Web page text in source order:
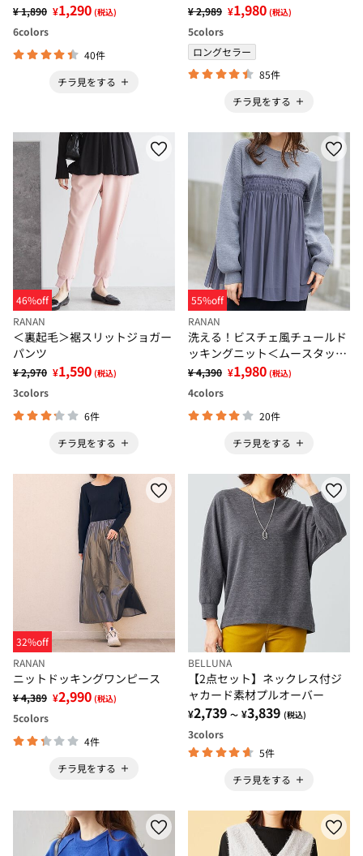
プルオーバー
¥ 1,890 ¥1,290 (税込)
6colors
40件
チラ見をする
¥ 2,989 ¥1,980 (税込)
5colors
ロングセラー
85件
チラ見をする
46%off
RANAN
＜裏起毛＞裾スリットジョガー
パンツ
¥ 2,970 ¥1,590 (税込)
3colors
6件
チラ見をする
55%off
RANAN
洗える！ビスチェ風チュールド
ッキングニット＜ムースタッチ
ライト＞
¥ 4,390 ¥1,980 (税込)
4colors
20件
チラ見をする
32%off
RANAN
ニットドッキングワンピース
¥ 4,389 ¥2,990 (税込)
5colors
4件
チラ見をする
BELLUNA
【2点セット】ネックレス付ジ
ャカード素材プルオーバー
¥2,739 ～ ¥3,839 (税込)
3colors
5件
チラ見をする